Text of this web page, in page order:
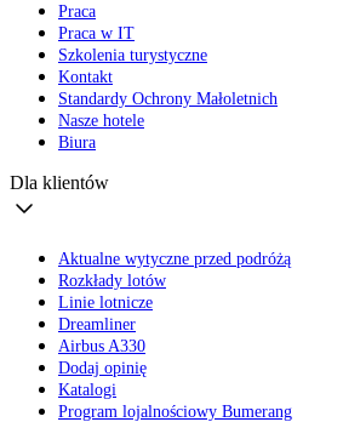
Praca
Praca w IT
Szkolenia turystyczne
Kontakt
Standardy Ochrony Małoletnich
Nasze hotele
Biura
Dla klientów
Aktualne wytyczne przed podróżą
Rozkłady lotów
Linie lotnicze
Dreamliner
Airbus A330
Dodaj opinię
Katalogi
Program lojalnościowy Bumerang